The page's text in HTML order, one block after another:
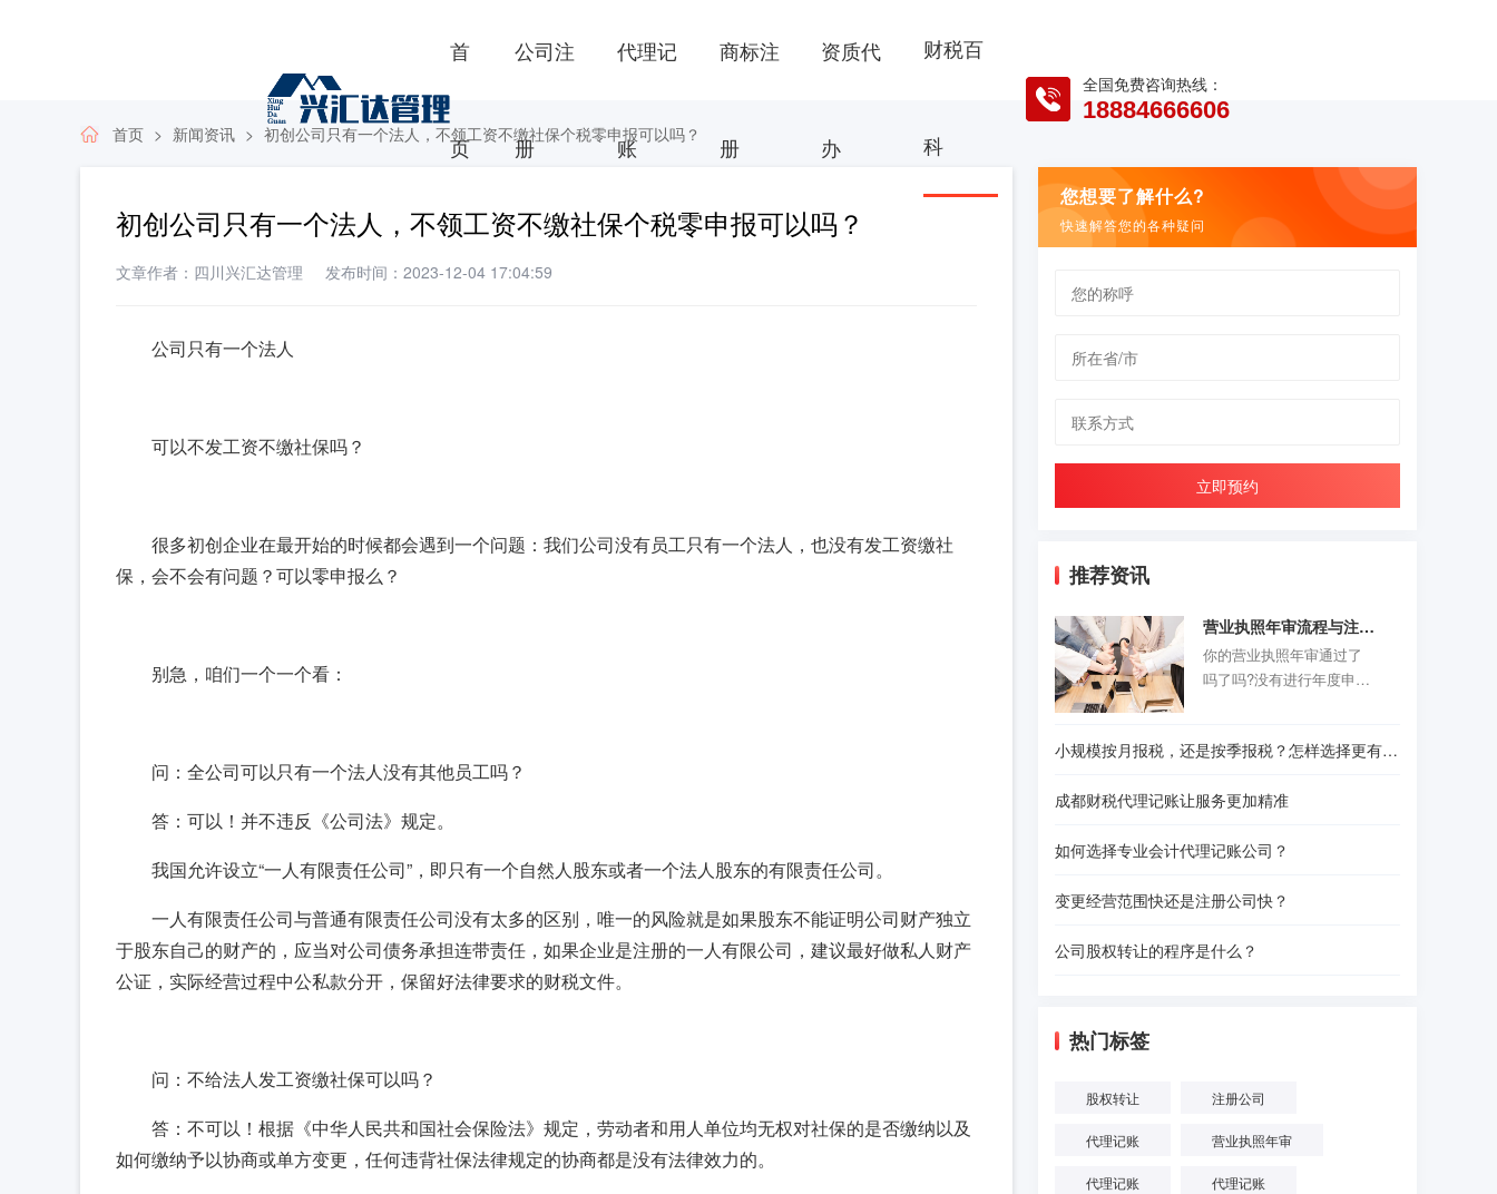
首
页
公司注
册
代理记
账
商标注
册
资质代
办
财税百
科
全国免费咨询热线：
18884666606
首页 新闻资讯 初创公司只有一个法人，不领工资不缴社保个税零申报可以吗？
初创公司只有一个法人，不领工资不缴社保个税零申报可以吗？
文章作者：四川兴汇达管理 发布时间：2023-12-04 17:04:59
公司只有一个法人
可以不发工资不缴社保吗？
很多初创企业在最开始的时候都会遇到一个问题：我们公司没有员工只有一个法人，也没有发工资缴社
保，会不会有问题？可以零申报么？
别急，咱们一个一个看：
问：全公司可以只有一个法人没有其他员工吗？
答：可以！并不违反《公司法》规定。
我国允许设立“一人有限责任公司”，即只有一个自然人股东或者一个法人股东的有限责任公司。
一人有限责任公司与普通有限责任公司没有太多的区别，唯一的风险就是如果股东不能证明公司财产独立
于股东自己的财产的，应当对公司债务承担连带责任，如果企业是注册的一人有限公司，建议最好做私人财产
公证，实际经营过程中公私款分开，保留好法律要求的财税文件。
问：不给法人发工资缴社保可以吗？
答：不可以！根据《中华人民共和国社会保险法》规定，劳动者和用人单位均无权对社保的是否缴纳以及
如何缴纳予以协商或单方变更，任何违背社保法律规定的协商都是没有法律效力的。
您想要了解什么?
快速解答您的各种疑问
立即预约
推荐资讯
营业执照年审流程与注意事项
你的营业执照年审通过了
吗了吗?没有进行年度申报
取消，改为企业年度报告
公示时间是每年的1月1日-6
位创业者们准备了一份操
悉怎样操作的人作为参
小规模按月报税，还是按季报税？怎样选择更有利？
成都财税代理记账让服务更加精准
如何选择专业会计代理记账公司？
变更经营范围快还是注册公司快？
公司股权转让的程序是什么？
热门标签
股权转让 注册公司
代理记账 营业执照年审
代理记账 代理记账